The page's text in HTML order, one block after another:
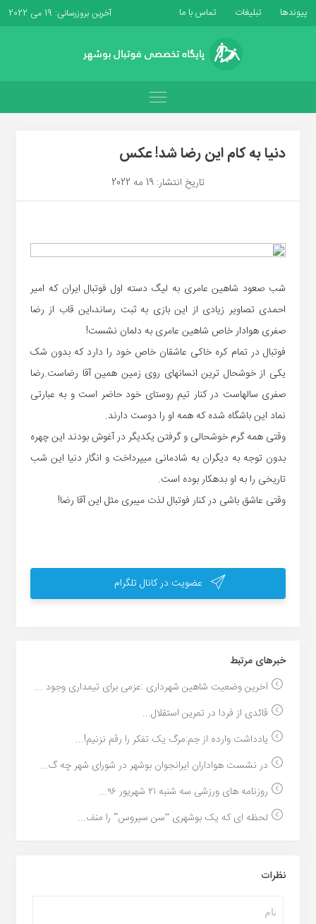
پیوندها تبلیغات تماس با ما آخرین بروزرسانی: 19 می 2022
دنیا به کام این رضا شد! عکس
تاریخ انتشار: 19 مه 2022
شب صعود شاهین عامری به لیگ دسته اول فوتبال ایران که امیر
احمدی تصاویر زیادی از این بازی به ثبت رساند،این قاب از رضا
صفری هوادار خاص شاهین عامری به دلمان نشست!
فوتبال در تمام کره خاکی عاشقان خاص خود را دارد که بدون شک
یکی از خوشحال ترین انسانهای روی زمین همین آقا رضاست.رضا
صفری سالهاست در کنار تیم روستای خود حاضر است و به عبارتی
نماد این باشگاه شده که همه او را دوست دارند.
وقتی همه گرم خوشحالی و گرفتن یکدیگر در آغوش بودند این چهره
بدون توجه به دیگران به شادمانی میپرداخت و انگار دنیا این شب
تاریخی را به او بدهکار بوده است.
وقتی عاشق باشی در کنار فوتبال لذت میبری مثل این آقا رضا!
عضویت در کانال تلگرام
خبر‌های مرتبط
آخرین وضعیت شاهین شهرداری :عزمی برای تیمداری وجود ...
قائدی از فردا در تمرین استقلال...
یادداشت وارده از جم:مرگ یک تفکر را رقم نزنیم!...
در نشست هواداران ایرانجوان بوشهر در شورای شهر چه گ...
روزنامه های ورزشی سه شنبه ۲۱ شهریور ۹۶...
لحظه ای که یک بوشهری “سن سیروس” را منف...
نظرات